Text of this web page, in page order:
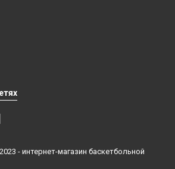
- интернет-магазин баскетбольной